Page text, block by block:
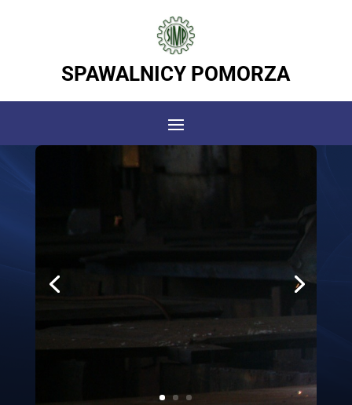
SPAWALNICY POMORZA